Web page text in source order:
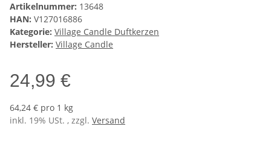
Artikelnummer: 13648
HAN: V127016886
Kategorie: Village Candle Duftkerzen
Hersteller: Village Candle
24,99 €
64,24 € pro 1 kg
inkl. 19% USt. , zzgl. Versand